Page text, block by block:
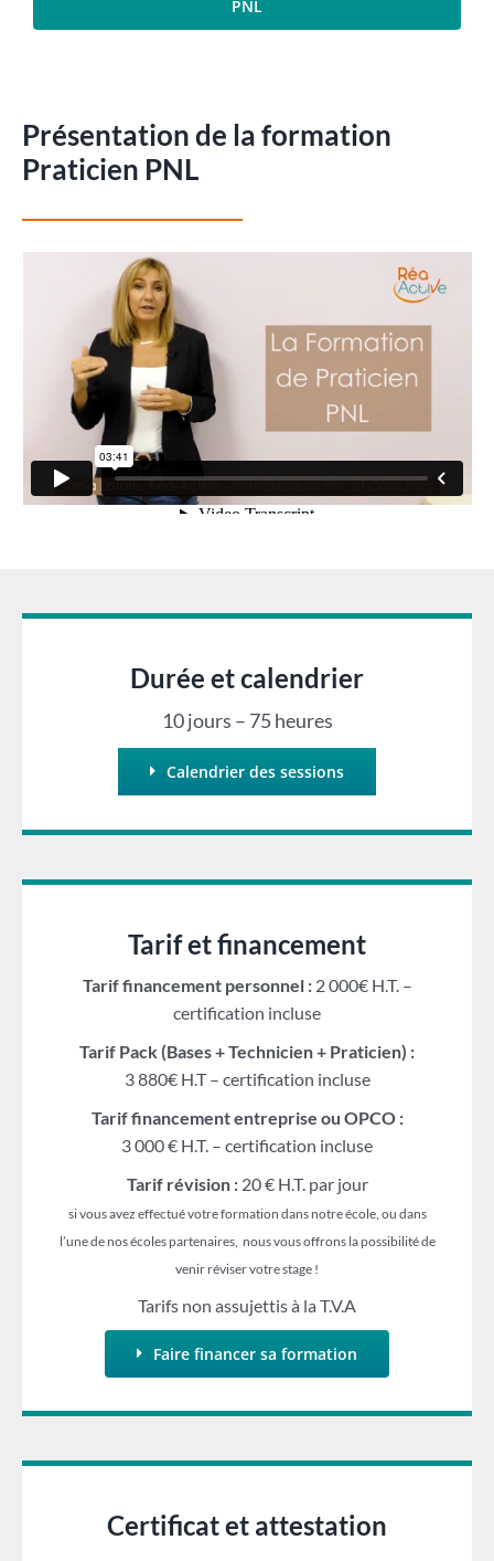
PNL
Présentation de la formation
Praticien PNL
Durée et calendrier
10 jours – 75 heures
Calendrier des sessions
Tarif et financement
Tarif financement personnel : 2 000€ H.T. –
certification incluse
Tarif Pack (Bases + Technicien + Praticien) :
3 880€ H.T – certification incluse
Tarif financement entreprise ou OPCO :
3 000 € H.T. – certification incluse
Tarif révision : 20 € H.T. par jour
si vous avez effectué votre formation dans notre école, ou dans
l’une de nos écoles partenaires, nous vous offrons la possibilité de
venir réviser votre stage !
Tarifs non assujettis à la T.V.A
Faire financer sa formation
Certificat et attestation